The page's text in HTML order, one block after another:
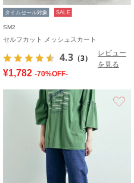
タイムセール対象 SALE
SM2
セルフカット メッシュスカート
4.3 （3）
レビュー
を見る
¥1,782 -70%OFF-